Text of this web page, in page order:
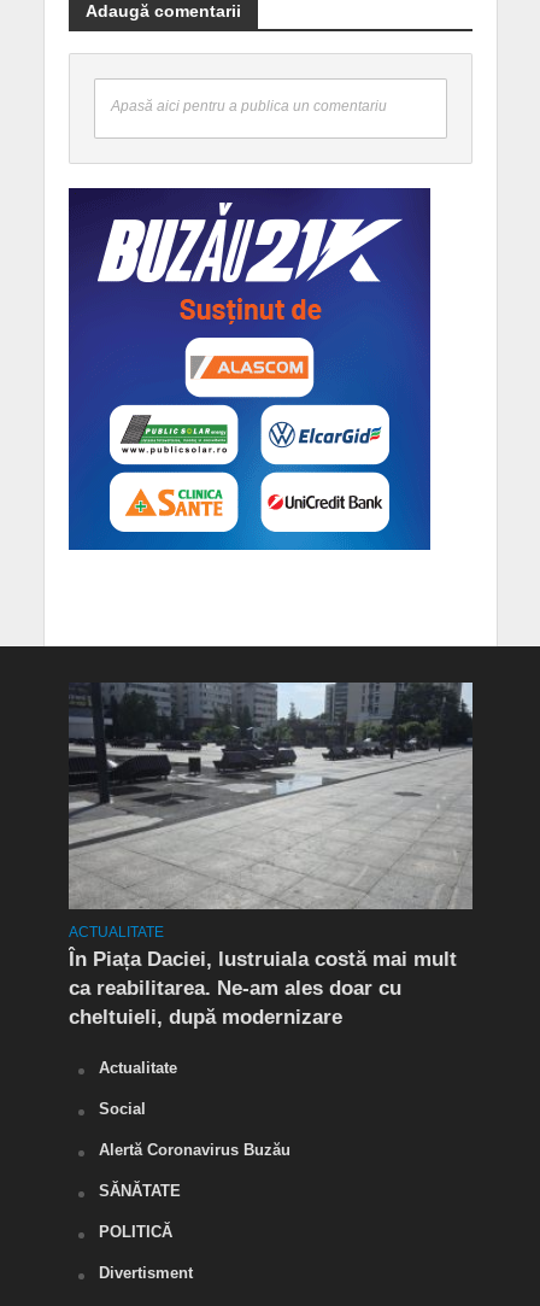
Adaugă comentarii
Apasă aici pentru a publica un comentariu
ACTUALITATE
În Piața Daciei, lustruiala costă mai mult
ca reabilitarea. Ne-am ales doar cu
cheltuieli, după modernizare
Actualitate
Social
Alertă Coronavirus Buzău
SĂNĂTATE
POLITICĂ
Divertisment